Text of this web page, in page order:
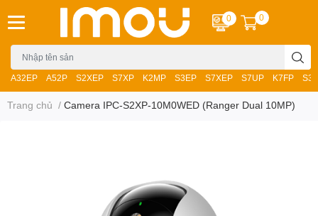
A32EP A52P S2XEP S7XP K2MP S3EP S7XEP S7UP K7FP
0 0
Trang chủ / Camera IPC-S2XP-10M0WED (Ranger Dual 10MP)